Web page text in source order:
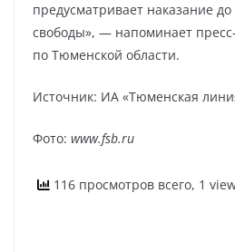
предусматривает наказание
свободы», — напоминает
по Тюменской области.
Источник: ИА «Тюменская
Фото: www.fsb.ru
116 просмотров всего, 1